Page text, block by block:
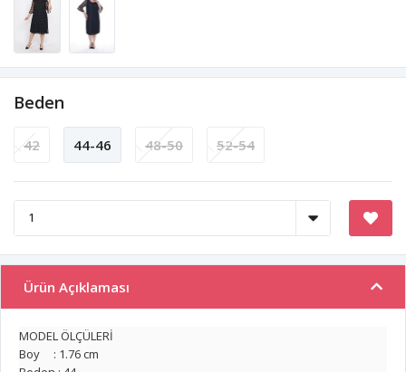
Beden
42 44-46 48-50 52-54
Ürün Açıklaması
MODEL ÖLÇÜLERİ
Boy : 1.76 cm